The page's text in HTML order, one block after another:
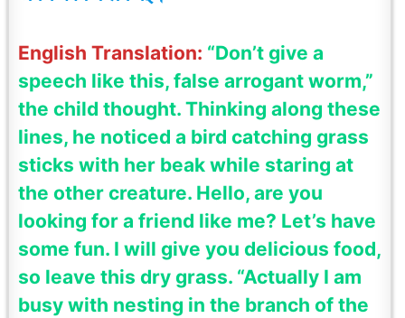
English Translation: “Don’t give a
speech like this, false arrogant worm,”
the child thought. Thinking along these
lines, he noticed a bird catching grass
sticks with her beak while staring at
the other creature. Hello, are you
looking for a friend like me? Let’s have
some fun. I will give you delicious food,
so leave this dry grass. “Actually I am
busy with nesting in the branch of the